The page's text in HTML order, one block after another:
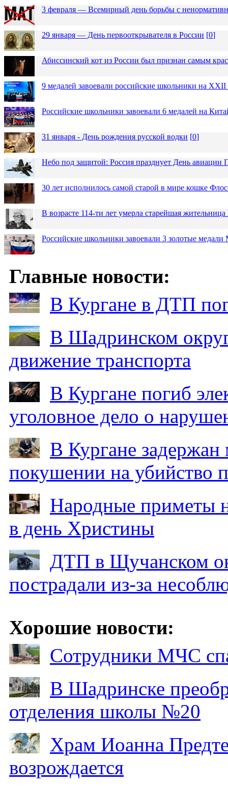
3 февраля — Всемирный день борьбы с
29 января — День первооткрывателя в России [0]
Абиссинский кот из России был признан самым
9 медалей завоевали российские школьники на
Российские школьники завоевали 6 медалей на
31 января - День рождения русской водки [0]
Небо под защитой: Россия празднует День
30 лет исполнилось самой старой в мире кошке
В возрасте 114-ти лет умерла старейшая
Российские школьники завоевали 3 золотые
Главные новости:
В Кургане в ДТП
В Шадринском
движение транспорта
В Кургане погиб
уголовное дело о
В Кургане
покушении на убийство
Народные приметы
в день Христины
ДТП в Щучанском
пострадали из-за
Хорошие новости:
Сотрудники МЧС
В Шадринске
отделения школы №20
Храм Иоанна
возрождается